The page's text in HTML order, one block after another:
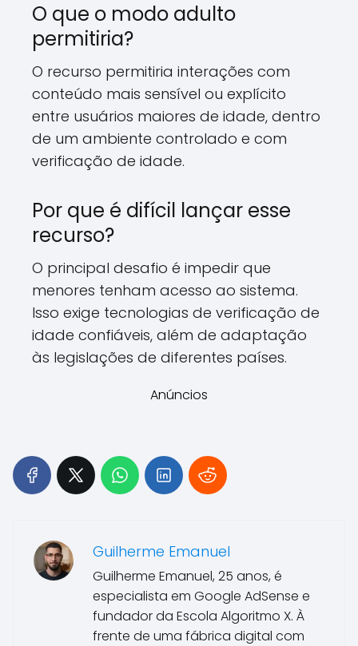
O que o modo adulto
permitiria?
O recurso permitiria interações com
conteúdo mais sensível ou explícito
entre usuários maiores de idade, dentro
de um ambiente controlado e com
verificação de idade.
Por que é difícil lançar esse
recurso?
O principal desafio é impedir que
menores tenham acesso ao sistema.
Isso exige tecnologias de verificação de
idade confiáveis, além de adaptação
às legislações de diferentes países.
Anúncios
Guilherme Emanuel
Guilherme Emanuel, 25 anos, é
especialista em Google AdSense e
fundador da Escola Algoritmo X. À
frente de uma fábrica digital com